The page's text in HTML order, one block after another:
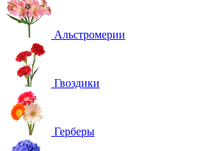
Альстромерии
Гвоздики
Герберы